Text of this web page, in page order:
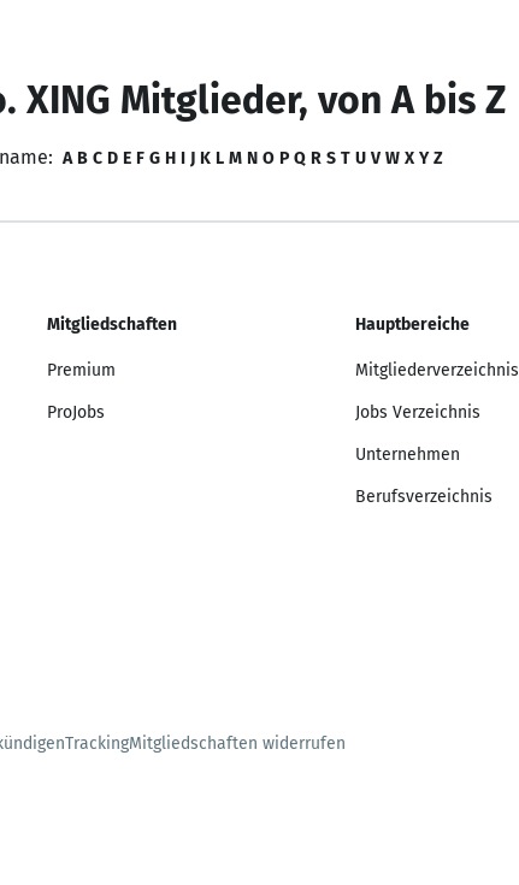
XING Mitglieder, von A bis Z
A B C D E F G H I J K L M N O P Q R S T U V W X Y Z
Mitgliedschaften
Premium
ProJobs
Hauptbereiche
Mitgliederverzeichnis
Jobs Verzeichnis
Unternehmen
Berufsverzeichnis
TrackingMitgliedschaften widerrufen